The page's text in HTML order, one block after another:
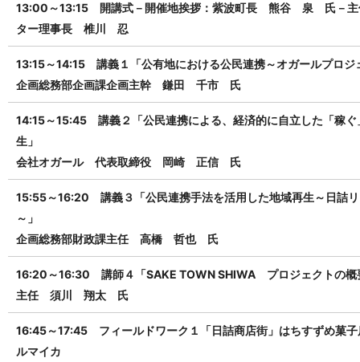
13:00～13:15 開講式 －開催地挨拶：紫波町長 熊谷 泉 氏 －
ター理事長 椎川 忍
13:15～14:15 講義１「公有地における公民連携～オガールプロジ
企画総務部企画課企画主幹 鎌田 千市 氏
14:15～15:45 講義２「公民連携による、経済的に自立した「稼ぐ
生」
会社オガール 代表取締役 岡崎 正信 氏
15:55～16:20 講義３「公民連携手法を活用した地域再生～日詰
～」
企画総務部財政課主任 高橋 哲也 氏
16:20～16:30 講師４「SAKE TOWN SHIWA プロジェクトの概
主任 須川 翔太 氏
16:45～17:45 フィールドワーク１「日詰商店街」 はちすずめ菓
ルマイカ